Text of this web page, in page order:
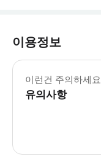
이용정보
이런건 주의하세요
유의사항